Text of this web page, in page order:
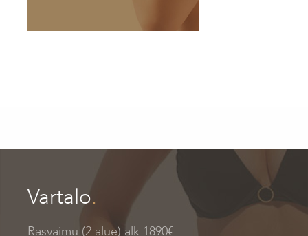
Vartalo.
Rasvaimu (2 alue) alk 1890€